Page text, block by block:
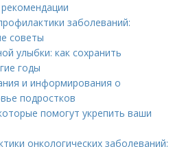
заболеваний:
советы
улыбки: как сохранить
годы
и информирования о
подростков
помогут укрепить ваши
онкологических заболеваний: